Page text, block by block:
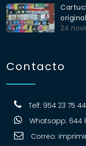
24
Contacto
Telf: 954 23 75 44
Whatsapp: 644
Correo: